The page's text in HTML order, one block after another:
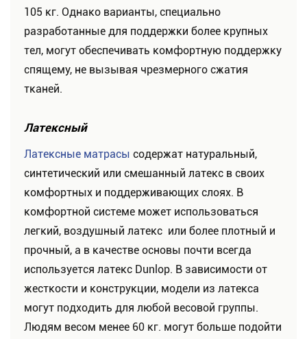
105 кг. Однако варианты, специально
разработанные для поддержки более крупных
тел, могут обеспечивать комфортную поддержку
спящему, не вызывая чрезмерного сжатия
тканей.
Латексный
Латексные матрасы содержат натуральный,
синтетический или смешанный латекс в своих
комфортных и поддерживающих слоях. В
комфортной системе может использоваться
легкий, воздушный латекс или более плотный и
прочный, а в качестве основы почти всегда
используется латекс Dunlop. В зависимости от
жесткости и конструкции, модели из латекса
могут подходить для любой весовой группы.
Людям весом менее 60 кг. могут больше подойти